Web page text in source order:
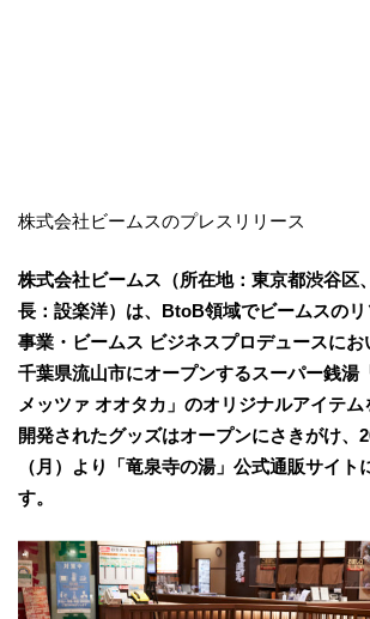
株式会社ビームスのプレスリリース
株式会社ビームス（所在地：東京都渋谷区
長：設楽洋）は、BtoB領域でビームスの
事業・ビームス ビジネスプロデュースにお
千葉県流山市にオープンするスーパー銭湯
メッツァ オオタカ」のオリジナルアイテム
開発されたグッズはオープンにさきがけ、
（月）より「竜泉寺の湯」公式通販サイト
す。